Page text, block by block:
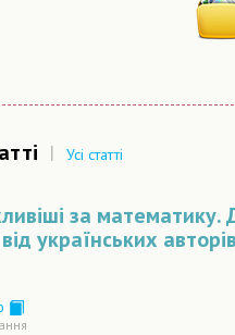
| Усі статті
за математику.
українських авторів